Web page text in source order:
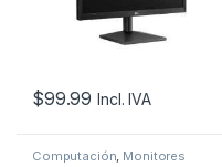
$99.99 Incl. IVA
Computación, Monitores